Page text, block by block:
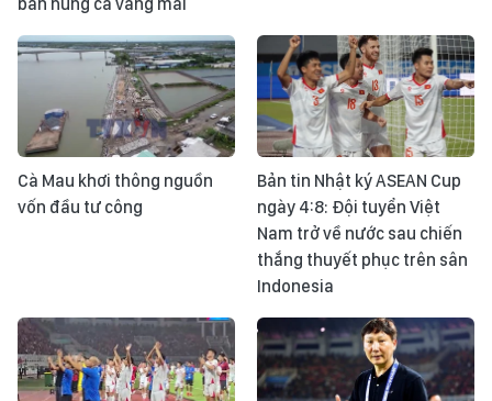
Cà Mau khơi thông nguồn
vốn đầu tư công
Bản tin Nhật ký ASEAN Cup
ngày 4:8: Đội tuyển Việt
Nam trở về nước sau chiến
thắng thuyết phục trên sân
Indonesia